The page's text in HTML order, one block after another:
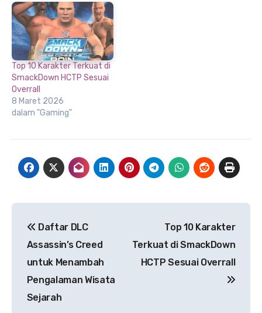
Top 10 Karakter Terkuat di
SmackDown HCTP Sesuai
Overrall
8 Maret 2026
dalam "Gaming"
pos
Daftar DLC
Assassin’s Creed
untuk Menambah
Pengalaman Wisata
Sejarah
Top 10 Karakter
Terkuat di SmackDown
HCTP Sesuai Overrall